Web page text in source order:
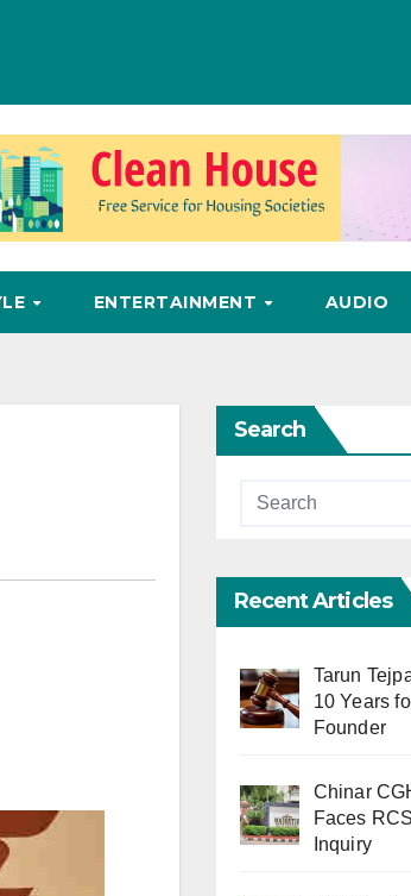
ENTERTAINMENT AUDIO
Search
Recent Articles
Tarun
10 Years
Founder
Chinar
Faces
Inquiry